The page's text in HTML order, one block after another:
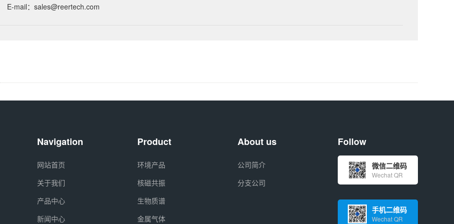
E-mail：sales@reertech.com
Navigation
网站首页
关于我们
产品中心
新闻中心
Product
环境产品
核磁共振
生物质谱
金属气体
About us
公司简介
分支公司
Follow
微信二维码
Wechat QR
手机二维码
Wechat QR